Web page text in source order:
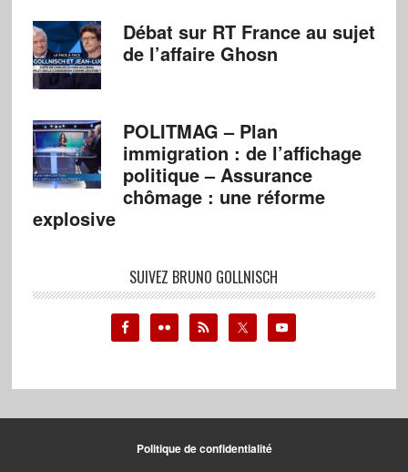
Débat sur RT France au sujet
de l’affaire Ghosn
POLITMAG – Plan
immigration : de l’affichage
politique – Assurance
chômage : une réforme
explosive
SUIVEZ BRUNO GOLLNISCH
Politique de confidentialité